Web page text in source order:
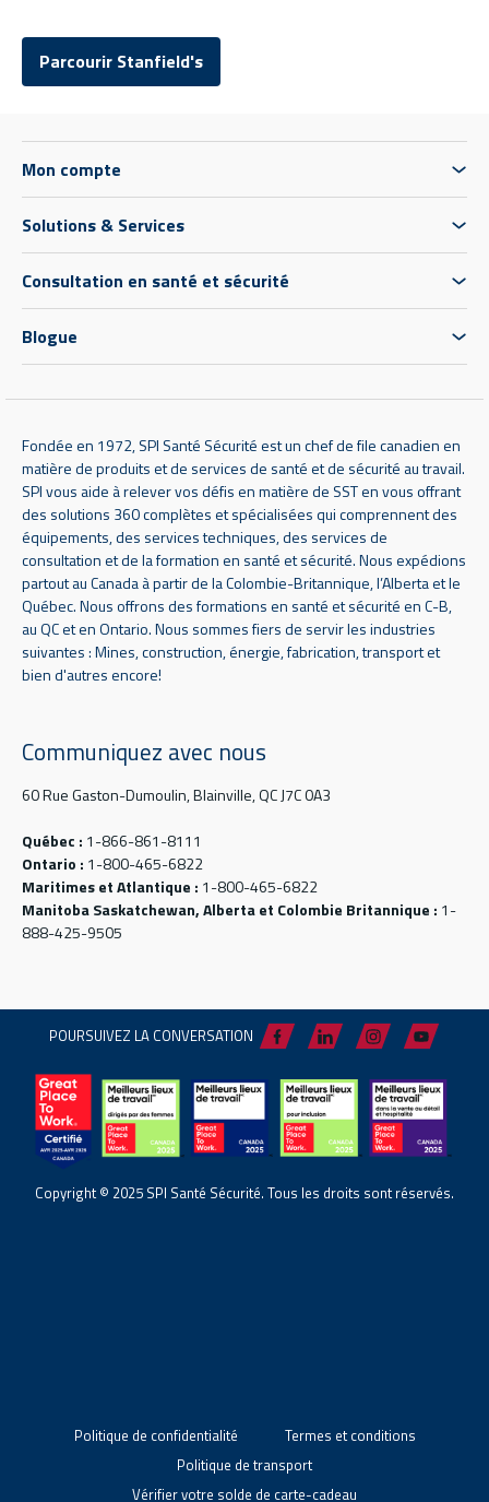
Parcourir Stanfield's
Mon compte
Solutions & Services
Consultation en santé et sécurité
Blogue
Fondée en 1972, SPI Santé Sécurité est un chef de file canadien en
matière de produits et de services de santé et de sécurité au travail.
SPI vous aide à relever vos défis en matière de SST en vous offrant
des solutions 360 complètes et spécialisées qui comprennent des
équipements, des services techniques, des services de
consultation et de la formation en santé et sécurité. Nous expédions
partout au Canada à partir de la Colombie-Britannique, l’Alberta et le
Québec. Nous offrons des formations en santé et sécurité en C-B,
au QC et en Ontario. Nous sommes fiers de servir les industries
suivantes : Mines, construction, énergie, fabrication, transport et
bien d'autres encore!
Communiquez avec nous
60 Rue Gaston-Dumoulin, Blainville, QC J7C 0A3
Québec : 1-866-861-8111
Ontario : 1-800-465-6822
Maritimes et Atlantique : 1-800-465-6822
Manitoba Saskatchewan, Alberta et Colombie Britannique : 1-
888-425-9505
POURSUIVEZ LA CONVERSATION
Copyright © 2025 SPI Santé Sécurité. Tous les droits sont réservés.
Politique de confidentialité
Termes et conditions
Politique de transport
Vérifier votre solde de carte-cadeau